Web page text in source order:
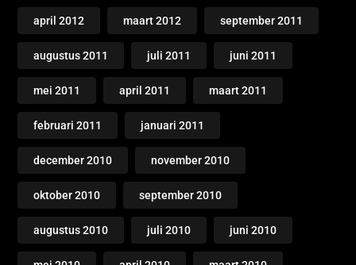
april 2012 maart 2012 september 2011
augustus 2011 juli 2011 juni 2011
mei 2011 april 2011 maart 2011
februari 2011 januari 2011
december 2010 november 2010
oktober 2010 september 2010
augustus 2010 juli 2010 juni 2010